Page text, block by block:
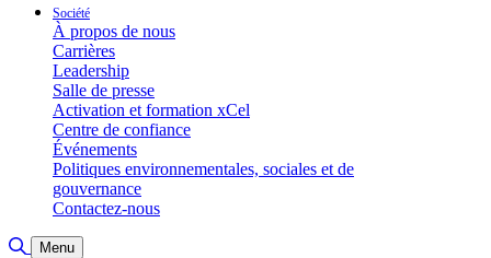
Société
À propos de nous
Carrières
Leadership
Salle de presse
Activation et formation xCel
Centre de confiance
Événements
Politiques environnementales, sociales et de
gouvernance
Contactez-nous
Basculer la recherche
Menu